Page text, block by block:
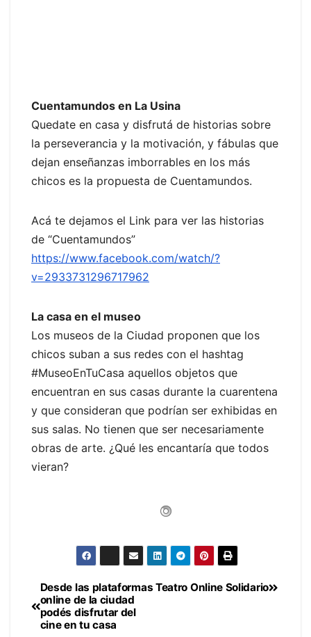
Cuentamundos en La Usina
Quedate en casa y disfrutá de historias sobre
la perseverancia y la motivación, y fábulas que
dejan enseñanzas imborrables en los más
chicos es la propuesta de Cuentamundos.
Acá te dejamos el Link para ver las historias
de “Cuentamundos”
https://www.facebook.com/watch/?
v=2933731296717962
La casa en el museo
Los museos de la Ciudad proponen que los
chicos suban a sus redes con el hashtag
#MuseoEnTuCasa aquellos objetos que
encuentran en sus casas durante la cuarentena
y que consideran que podrían ser exhibidas en
sus salas. No tienen que ser necesariamente
obras de arte. ¿Qué les encantaría que todos
vieran?
Navegación
de
Teatro Online Solidario
Desde las plataformas
online de la ciudad
podés disfrutar del
cine en tu casa